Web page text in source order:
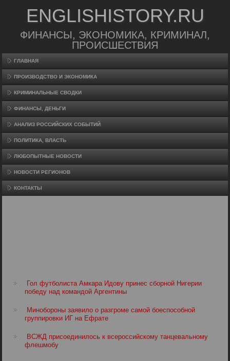
ENGLISHISTORY.RU
ФИНАНСЫ, ЭКОНОМИКА, КРИМИНАЛ,
ПРОИСШЕСТВИЯ
ГЛАВНАЯ
ПРОИЗВΟДСТВО И ЭКОНОМИКА
КРИМИНАЛЬНЫЕ СВОДКИ
ФИНАНСЫ, ДЕНЬГИ
АНАЛИЗ РОССИЙСКИХ СОБЫТИЙ
ПОЛИТИКА, ВЛАСТЬ
ЛЮБОПЫТНЫЕ НОВОСТИ
НОВОСТИ РЕГИОНОВ
КОНТАКТЫ
Гол футболиста Амкара Идову принес сборной Нигерии
победу над командой Аргентины
Минобороны заявило о разгроме самой боеспособной
группировки ИГ на Ефрате
ВСЖД присоединилось к всероссийскому танцевальному
флешмобу